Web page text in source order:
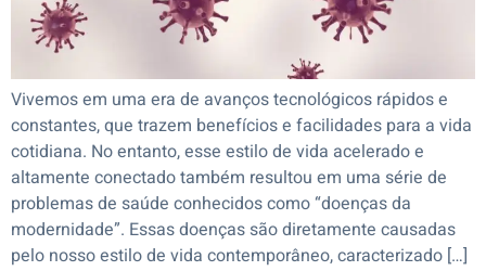
Vivemos em uma era de avanços tecnológicos rápidos e
constantes, que trazem benefícios e facilidades para a vida
cotidiana. No entanto, esse estilo de vida acelerado e
altamente conectado também resultou em uma série de
problemas de saúde conhecidos como “doenças da
modernidade”. Essas doenças são diretamente causadas
pelo nosso estilo de vida contemporâneo, caracterizado […]